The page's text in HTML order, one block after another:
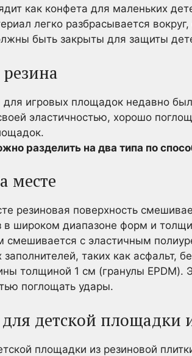
как конфета для маленьких
легко разбрасывается
быть закрыты для защиты
игровых площадок недавно
эластичностью, хорошо
разделить на два типа по
месте
резиновая поверхность
в широком диапазоне форм и
смешивается с эластичным
таких как асфальт,
толщиной 1 см (гранулы EPDM).
поглощать удары.
детской площадки
площадки из резиновой